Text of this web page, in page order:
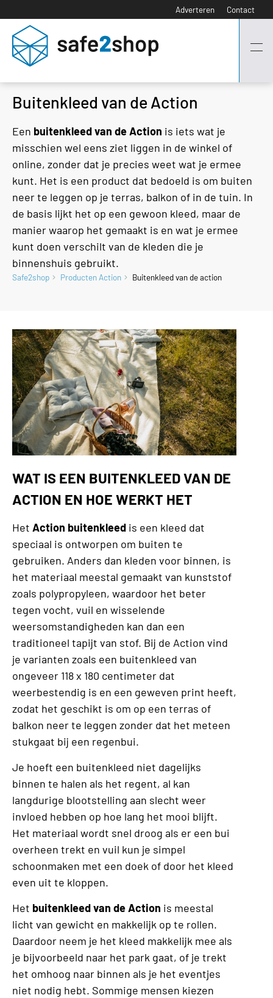
Adverteren Contact
Buitenkleed van de Action
Een buitenkleed van de Action is iets wat je
misschien wel eens ziet liggen in de winkel of
online, zonder dat je precies weet wat je ermee
kunt. Het is een product dat bedoeld is om buiten
neer te leggen op je terras, balkon of in de tuin. In
de basis lijkt het op een gewoon kleed, maar de
manier waarop het gemaakt is en wat je ermee
kunt doen verschilt van de kleden die je
binnenshuis gebruikt.
Safe2shop Producten Action Buitenkleed van de action
WAT IS EEN BUITENKLEED VAN DE
ACTION EN HOE WERKT HET
Het Action buitenkleed is een kleed dat
speciaal is ontworpen om buiten te
gebruiken. Anders dan kleden voor binnen, is
het materiaal meestal gemaakt van kunststof
zoals polypropyleen, waardoor het beter
tegen vocht, vuil en wisselende
weersomstandigheden kan dan een
traditioneel tapijt van stof. Bij de Action vind
je varianten zoals een buitenkleed van
ongeveer 118 x 180 centimeter dat
weerbestendig is en een geweven print heeft,
zodat het geschikt is om op een terras of
balkon neer te leggen zonder dat het meteen
stukgaat bij een regenbui.
Je hoeft een buitenkleed niet dagelijks
binnen te halen als het regent, al kan
langdurige blootstelling aan slecht weer
invloed hebben op hoe lang het mooi blijft.
Het materiaal wordt snel droog als er een bui
overheen trekt en vuil kun je simpel
schoonmaken met een doek of door het kleed
even uit te kloppen.
Het buitenkleed van de Action is meestal
licht van gewicht en makkelijk op te rollen.
Daardoor neem je het kleed makkelijk mee als
je bijvoorbeeld naar het park gaat, of je trekt
het omhoog naar binnen als je het eventjes
niet nodig hebt. Sommige mensen kiezen